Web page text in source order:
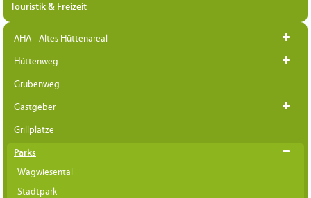
Touristik & Freizeit
AHA - Altes Hüttenareal
Hüttenweg
Grubenweg
Gastgeber
Grillplätze
Parks
Wagwiesental
Stadtpark